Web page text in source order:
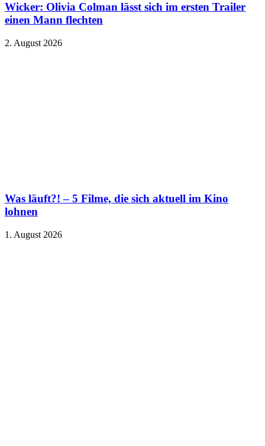
Wicker: Olivia Colman lässt sich im ersten Trailer
einen Mann flechten
2. August 2026
Was läuft?! – 5 Filme, die sich aktuell im Kino
lohnen
1. August 2026